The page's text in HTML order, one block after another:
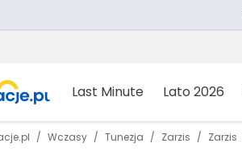
Last Minute Lato 2026
Wczasy Tunezja Zarzis Zarzis